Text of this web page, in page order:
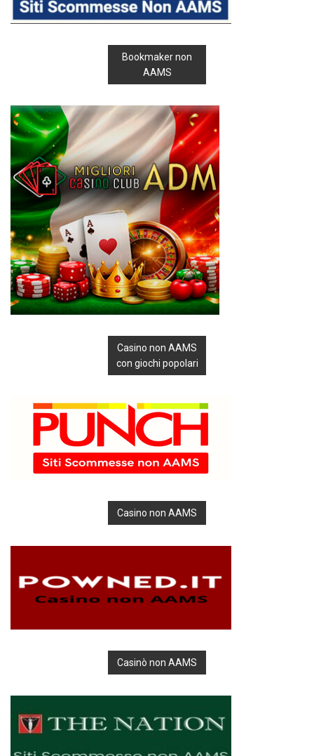
Bookmaker non
AAMS
Casino non AAMS
con giochi popolari
Casino non AAMS
Casinò non AAMS